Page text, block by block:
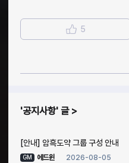
5
공지사항 글
[안내] 암흑도약 그룹 구성 안내
GM 에드윈 2026-08-05